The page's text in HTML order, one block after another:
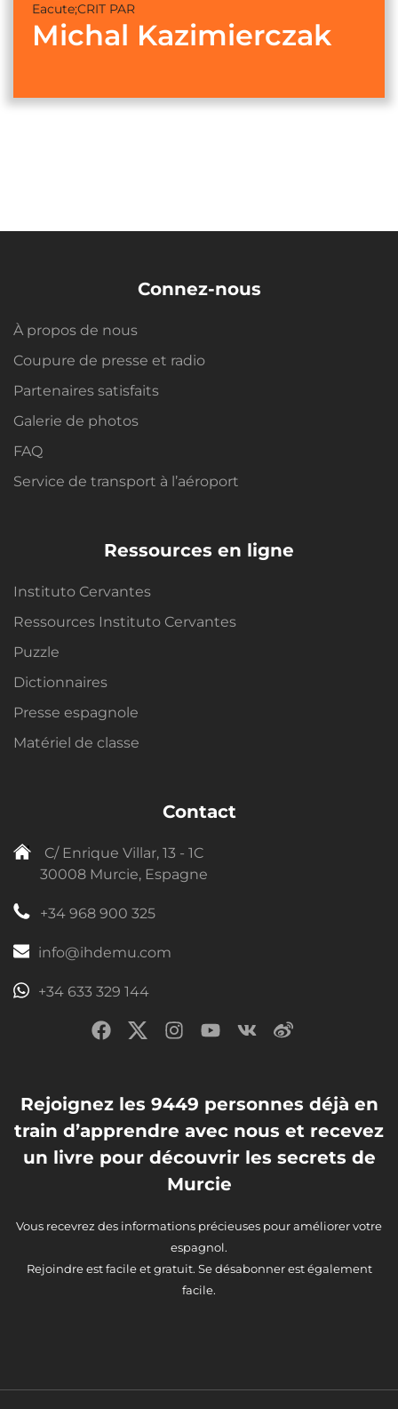
Eacute;CRIT PAR
Michal Kazimierczak
Connez-nous
À propos de nous
Coupure de presse et radio
Partenaires satisfaits
Galerie de photos
FAQ
Service de transport à l’aéroport
Ressources en ligne
Instituto Cervantes
Ressources Instituto Cervantes
Puzzle
Dictionnaires
Presse espagnole
Matériel de classe
Contact
C/ Enrique Villar, 13 - 1C
30008 Murcie, Espagne
+34 968 900 325
info@ihdemu.com
+34 633 329 144
Rejoignez les 9449 personnes déjà en
train d’apprendre avec nous et recevez
un livre pour découvrir les secrets de
Murcie
Vous recevrez des informations précieuses pour améliorer votre
espagnol.
Rejoindre est facile et gratuit. Se désabonner est également
facile.